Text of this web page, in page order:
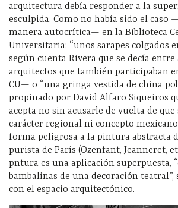
arquitectura debía responder a la
esculpida. Como no había sido el caso
manera autocrítica— en la Biblioteca
Universitaria: “unos sarapes colgados
según cuenta Rivera que se decía
arquitectos que también participaban
CU— o “una gringa vestida de china
propinado por David Alfaro Siqueiros
acepta no sin acusarle de vuelta de
carácter regional ni concepto
forma peligrosa a la pintura abstracta
purista de París (Ozenfant, Jeanneret,
pntura es una aplicación superpuesta,
bambalinas de una decoración teatral”,
con el espacio arquitectónico.